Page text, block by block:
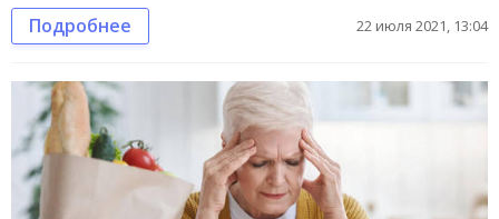
Подробнее 22 июля 2021, 13:04